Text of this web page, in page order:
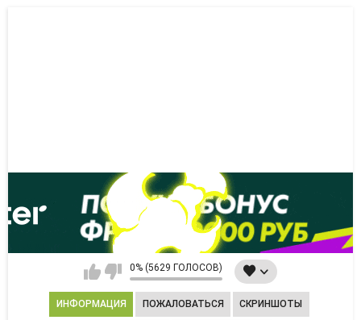
0% (5629 ГОЛОСОВ)
ИНФОРМАЦИЯ ПОЖАЛОВАТЬСЯ СКРИНШОТЫ